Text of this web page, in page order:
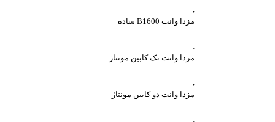
,
مزدا وانت B1600 ساده
,
مزدا وانت تک کابین مونتاژ
,
مزدا وانت دو کابین مونتاژ
,